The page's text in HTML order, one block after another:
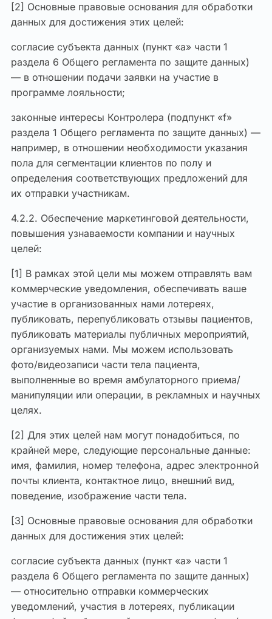
[2] Основные правовые основания для обработки
данных для достижения этих целей:
согласие субъекта данных (пункт «a» части 1
раздела 6 Общего регламента по защите данных)
— в отношении подачи заявки на участие в
программе лояльности;
законные интересы Контролера (подпункт «f»
раздела 1 Общего регламента по защите данных) —
например, в отношении необходимости указания
пола для сегментации клиентов по полу и
определения соответствующих предложений для
их отправки участникам.
4.2.2. Обеспечение маркетинговой деятельности,
повышения узнаваемости компании и научных
целей:
[1] В рамках этой цели мы можем отправлять вам
коммерческие уведомления, обеспечивать ваше
участие в организованных нами лотереях,
публиковать, перепубликовать отзывы пациентов,
публиковать материалы публичных мероприятий,
организуемых нами. Мы можем использовать
фото/видеозаписи части тела пациента,
выполненные во время амбулаторного приема/
манипуляции или операции, в рекламных и научных
целях.
[2] Для этих целей нам могут понадобиться, по
крайней мере, следующие персональные данные:
имя, фамилия, номер телефона, адрес электронной
почты клиента, контактное лицо, внешний вид,
поведение, изображение части тела.
[3] Основные правовые основания для обработки
данных для достижения этих целей:
согласие субъекта данных (пункт «a» части 1
раздела 6 Общего регламента по защите данных)
— относительно отправки коммерческих
уведомлений, участия в лотереях, публикации